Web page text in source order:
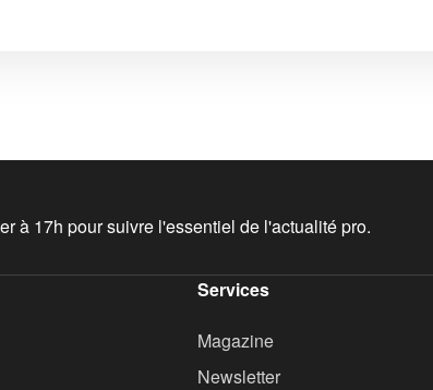
à 17h pour suivre l'essentiel de l'actualité pro.
Services
Magazine
Newsletter